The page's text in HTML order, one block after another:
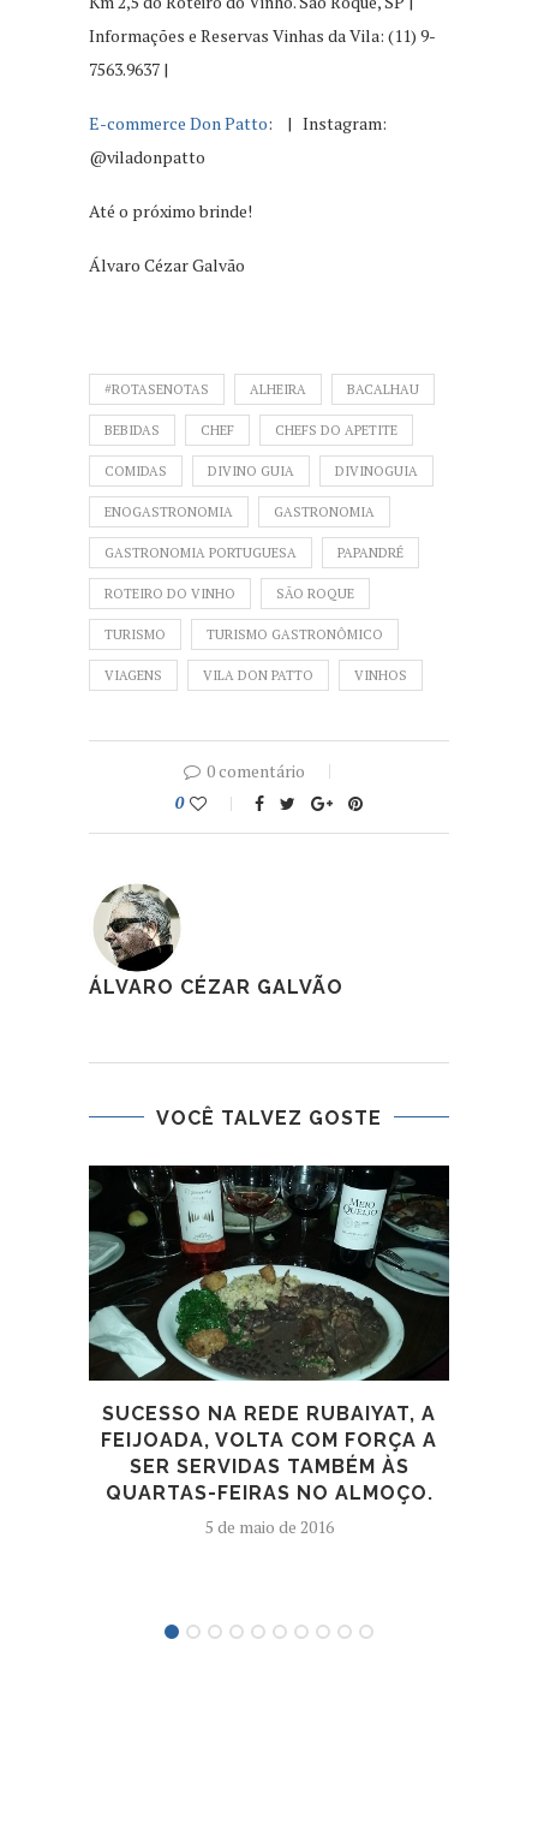
Informações e Reservas Vinhas da Vila: (11) 9-
7563.9637 |
E-commerce Don Patto: | Instagram:
@viladonpatto
Até o próximo brinde!
Álvaro Cézar Galvão
#ROTASENOTAS ALHEIRA BACALHAU
BEBIDAS CHEF CHEFS DO APETITE
COMIDAS DIVINO GUIA DIVINOGUIA
ENOGASTRONOMIA GASTRONOMIA
GASTRONOMIA PORTUGUESA PAPANDRÉ
ROTEIRO DO VINHO SÃO ROQUE
TURISMO TURISMO GASTRONÔMICO
VIAGENS VILA DON PATTO VINHOS
0 comentário
0
ÁLVARO CÉZAR GALVÃO
VOCÊ TALVEZ GOSTE
SUCESSO NA REDE RUBAIYAT, A
FEIJOADA, VOLTA COM FORÇA A
SER SERVIDAS TAMBÉM ÀS
QUARTAS-FEIRAS NO ALMOÇO.
5 de maio de 2016